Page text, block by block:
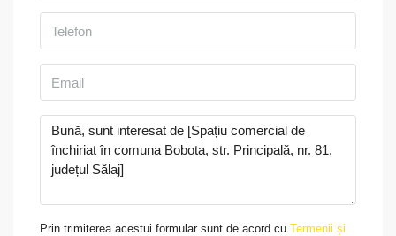
Prin trimiterea acestui formular sunt de acord cu Termenii și